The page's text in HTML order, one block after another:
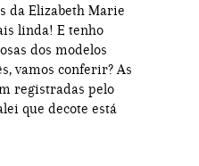
da Elizabeth Marie
linda! E tenho
dos modelos
vamos conferir? As
registradas pelo
que decote está